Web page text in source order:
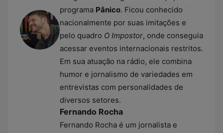
programa Pânico. Ficou conhecido
nacionalmente por suas imitações e
pelo quadro O Impostor, onde conseguia
acessar eventos internacionais restritos.
Em sua atuação na rádio, ele combina
humor e jornalismo de variedades em
entrevistas com personalidades de
diversos setores.
Fernando Rocha
Fernando Rocha é um jornalista e